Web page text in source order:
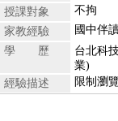
授課對象
不拘
家教經驗
國中伴
學 歷
台北科
業)
經驗描述
限制瀏